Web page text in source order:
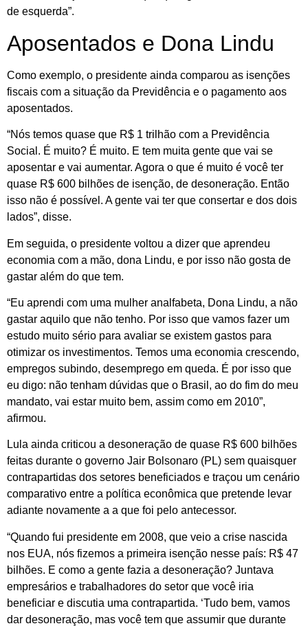
de esquerda”.
Aposentados e Dona Lindu
Como exemplo, o presidente ainda comparou as isenções
fiscais com a situação da Previdência e o pagamento aos
aposentados.
“Nós temos quase que R$ 1 trilhão com a Previdência
Social. É muito? É muito. E tem muita gente que vai se
aposentar e vai aumentar. Agora o que é muito é você ter
quase R$ 600 bilhões de isenção, de desoneração. Então
isso não é possível. A gente vai ter que consertar e dos dois
lados”, disse.
Em seguida, o presidente voltou a dizer que aprendeu
economia com a mão, dona Lindu, e por isso não gosta de
gastar além do que tem.
“Eu aprendi com uma mulher analfabeta, Dona Lindu, a não
gastar aquilo que não tenho. Por isso que vamos fazer um
estudo muito sério para avaliar se existem gastos para
otimizar os investimentos. Temos uma economia crescendo,
empregos subindo, desemprego em queda. É por isso que
eu digo: não tenham dúvidas que o Brasil, ao do fim do meu
mandato, vai estar muito bem, assim como em 2010”,
afirmou.
Lula ainda criticou a desoneração de quase R$ 600 bilhões
feitas durante o governo Jair Bolsonaro (PL) sem quaisquer
contrapartidas dos setores beneficiados e traçou um cenário
comparativo entre a política econômica que pretende levar
adiante novamente a a que foi pelo antecessor.
“Quando fui presidente em 2008, que veio a crise nascida
nos EUA, nós fizemos a primeira isenção nesse país: R$ 47
bilhões. E como a gente fazia a desoneração? Juntava
empresários e trabalhadores do setor que você iria
beneficiar e discutia uma contrapartida. ‘Tudo bem, vamos
dar desoneração, mas você tem que assumir que durante